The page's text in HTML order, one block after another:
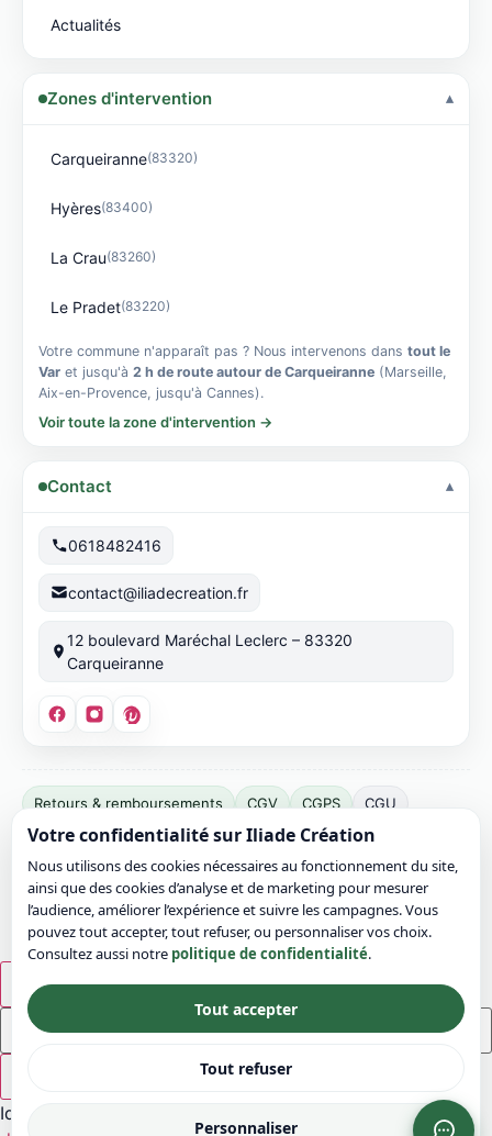
Actualités
Zones d'intervention
Carqueiranne(83320)
Hyères(83400)
La Crau(83260)
Le Pradet(83220)
Votre commune n'apparaît pas ? Nous intervenons dans tout le
Var et jusqu'à 2 h de route autour de Carqueiranne (Marseille,
Aix-en-Provence, jusqu'à Cannes).
Voir toute la zone d'intervention →
Contact
0618482416
contact@iliadecreation.fr
12 boulevard Maréchal Leclerc – 83320
Carqueiranne
Retours & remboursements CGV CGPS CGU
Mentions légales Confidentialité Cookies
Plan du site
Contact
© 2026 Iliade Création – Tous droits réservés
Éditeur
du
Bonvicini
Jérémy.
SIRET :
911
049
799
00016.
Idées rapides :
Votre confidentialité sur Iliade Création
Nous utilisons des cookies nécessaires au fonctionnement du site,
ainsi que des cookies d’analyse et de marketing pour mesurer
l’audience, améliorer l’expérience et suivre les campagnes. Vous
pouvez tout accepter, tout refuser, ou personnaliser vos choix.
Consultez aussi notre politique de confidentialité.
Tout accepter
Tout refuser
Personnaliser